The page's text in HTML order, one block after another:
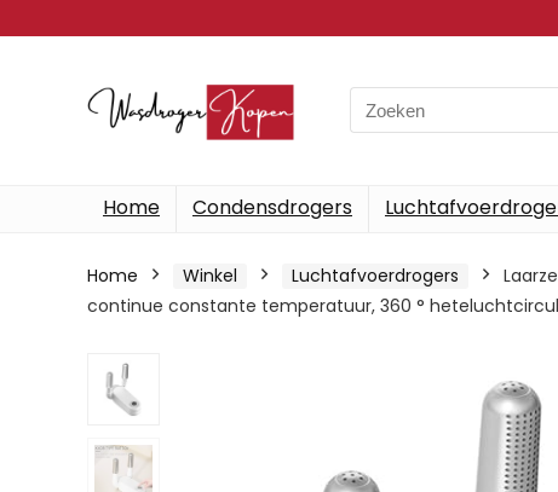
Search
for:
Home Condensdrogers
Home Winkel Luchtafvoerdrogers
continue constante temperatuur, 360 °